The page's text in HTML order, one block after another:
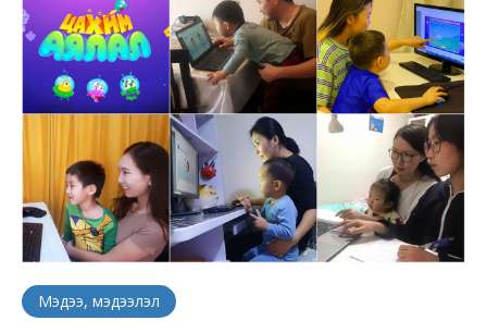
Мэдээ, мэдээлэл